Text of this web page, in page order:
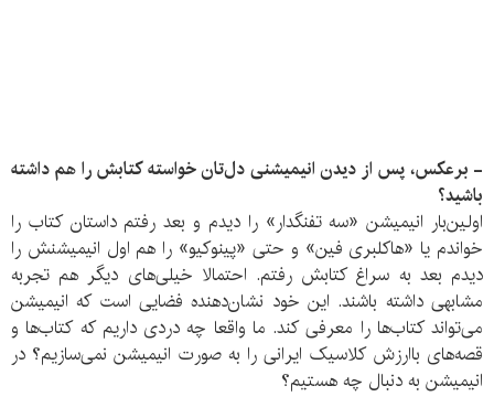
- برعکس، پس از دیدن انیمیشنی دل‌تان خواسته کتابش را هم داشته
باشید؟
اولین‌بار انیمیشن «سه تفنگدار» را دیدم و بعد رفتم داستان کتاب را
خواندم یا «هاکلبری فین» و حتی «پینوکیو» را هم اول انیمیشنش را
دیدم بعد به سراغ کتابش رفتم. احتمالا خیلی‌های دیگر هم تجربه
مشابهی داشته باشند. این خود نشان‌دهنده فضایی است که انیمیشن
می‌تواند کتاب‌ها را معرفی کند. ما واقعا چه دردی داریم که کتاب‌ها و
قصه‌های باارزش کلاسیک ایرانی را به صورت انیمیشن نمی‌سازیم؟ در
انیمیشن به دنبال چه هستیم؟